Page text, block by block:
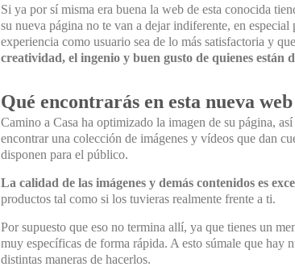
Si ya por sí misma era buena la web de esta conocida
su nueva página no te van a dejar indiferente, en especial
experiencia como usuario sea de lo más satisfactoria y
creatividad, el ingenio y buen gusto de quienes están
Qué encontrarás en esta nueva web
Camino a Casa ha optimizado la imagen de su página,
encontrar una colección de imágenes y vídeos que dan
disponen para el público.
La calidad de las imágenes y demás contenidos es
productos tal como si los tuvieras realmente frente a ti.
Por supuesto que eso no termina allí, ya que tienes un
muy específicas de forma rápida. A esto súmale que hay
distintas maneras de hacerlos.